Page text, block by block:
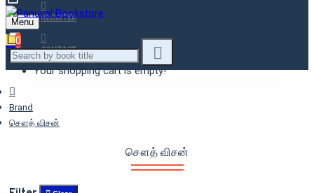
REGISTER
CONTACT
Menu
0
Your shopping cart is empty!
Brand
சௌத் விசன்
சௌத் விசன்